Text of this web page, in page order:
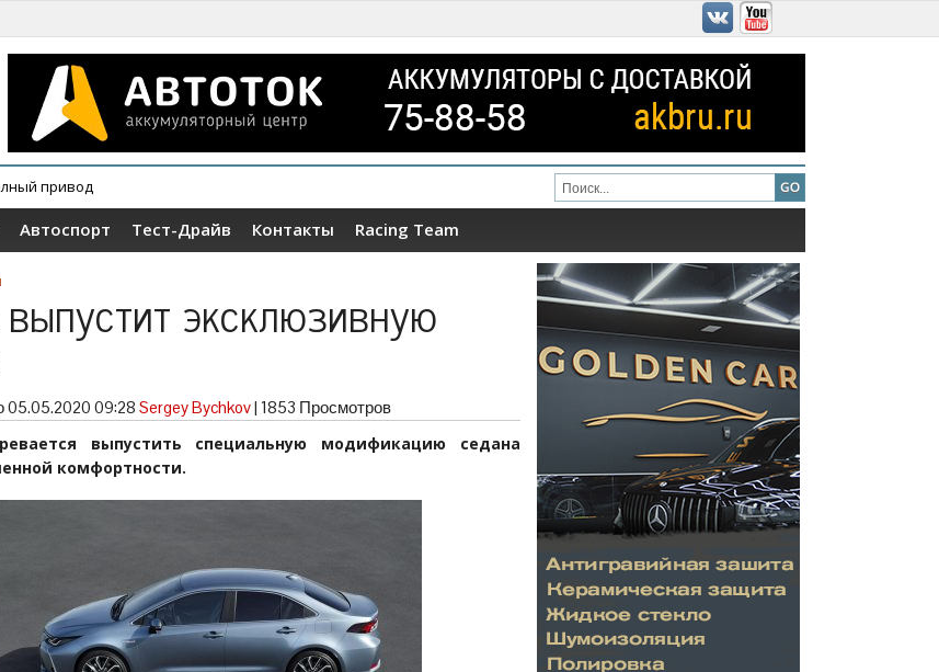
привод
Автоспорт Тест-Драйв Контакты Racing Team
эксклюзивную
05.05.2020 09:28 Sergey Bychkov| 1853 Просмотров
выпустить специальную модификацию седана
комфортности.